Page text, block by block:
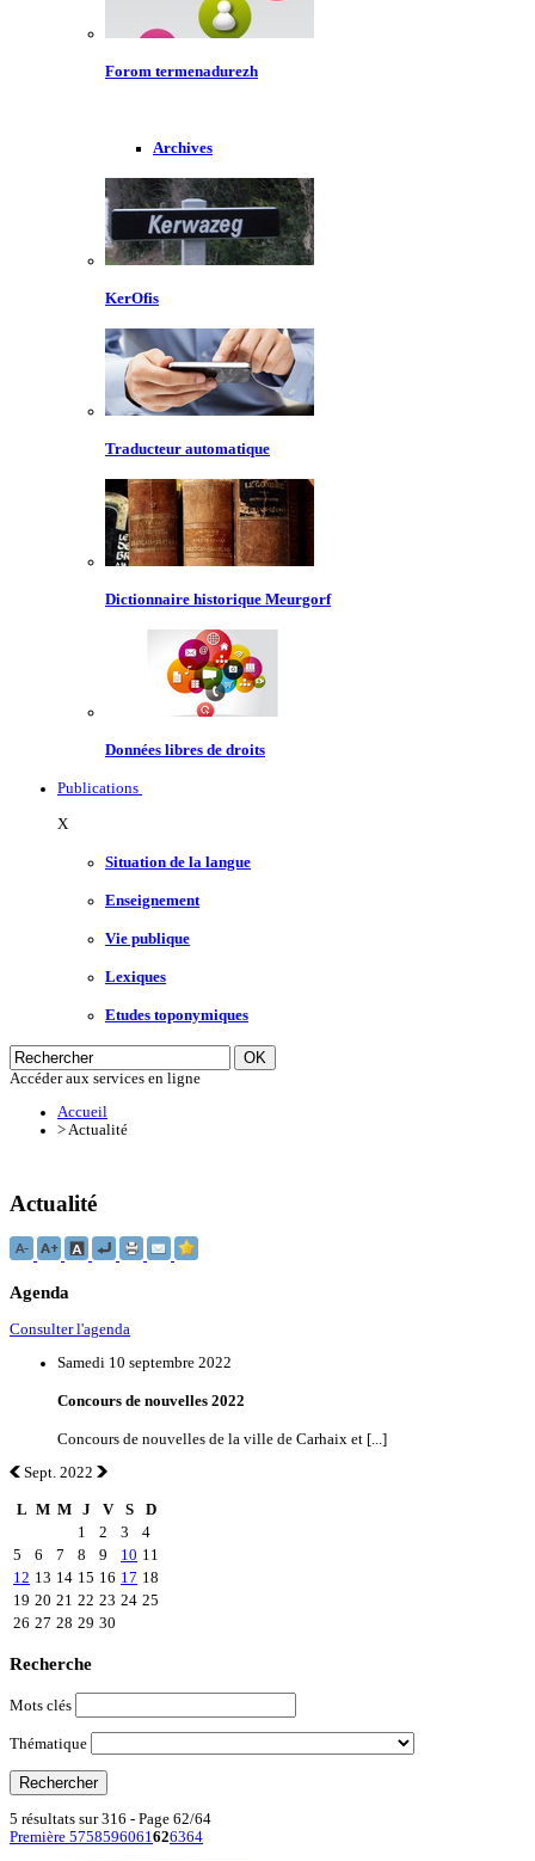
Forom termenadurezh
Archives
KerOfis
Traducteur automatique
Dictionnaire historique Meurgorf
Données libres de droits
Publications
X
Situation de la langue
Enseignement
Vie publique
Lexiques
Etudes toponymiques
Accéder aux services en ligne
Accueil
> Actualité
Actualité
Agenda
Consulter l'agenda
Samedi 10 septembre 2022
Concours de nouvelles 2022
Concours de nouvelles de la ville de Carhaix et [...]
Sept. 2022
L M M J V S
D
1
2 3
4
5
6 7 8 9 10 11
12 13 14 15 16 17 18
19 20 21 22 23 24 25
26 27 28 29 30
Recherche
Mots clés
Thématique
5 résultats sur 316 - Page 62/64
Première 5758596061626364